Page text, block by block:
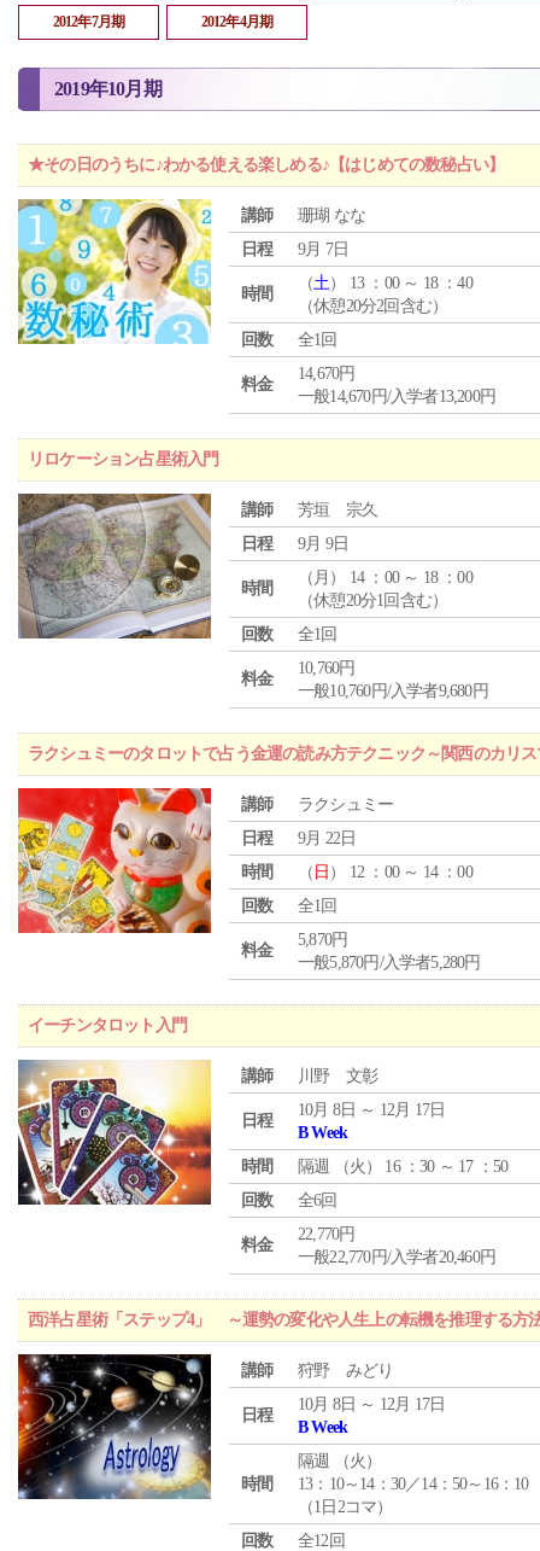
2012年7月期 2012年4月期
2019年10月期
★その日のうちに♪わかる使える楽しめる♪【はじめての数秘占い】
講師
珊瑚 なな
日程
9月 7日
時間
（土） 13 ：00 ～ 18 ：40
（休憩20分2回含む）
回数
全1回
料金
14,670円
一般14,670円/入学者13,200円
リロケーション占星術入門
講師
芳垣 宗久
日程
9月 9日
時間
（ 月 ） 14 ：00 ～ 18 ：00
（休憩20分1回含む）
回数
全1回
料金
10,760円
一般10,760円/入学者9,680円
ラクシュミーのタロットで占う金運の読み方テクニック～関西のカリ
講師
ラクシュミー
日程
9月 22日
時間
（ 日 ） 12 ：00 ～ 14 ：00
回数
全1回
料金
5,870円
一般5,870円/入学者5,280円
イーチンタロット入門
講師 川野 文彰
日程
10月 8日 ～ 12月 17日
B Week
時間
隔週 （火 ） 16 ：30 ～ 17 ：50
回数
全6回
料金
22,770円
一般22,770円/入学者20,460円
西洋占星術「ステップ4」 ～運勢の変化や人生上の転機を推理する方
講師 狩野 みどり
日程
10月 8日 ～ 12月 17日
B Week
時間
隔週 （火 ）
13：10～14：30／14：50～16：10
（1日2コマ）
回数
全12回